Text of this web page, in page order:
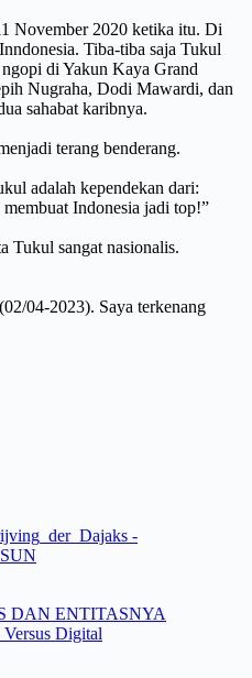
November 2020 ketika itu. Di
Tiba-tiba saja Tukul
di Yakun Kaya Grand
Nugraha, Dodi Mawardi, dan
sahabat karibnya.
terang benderang.
adalah kependekan dari:
Indonesia jadi top!”
Tukul sangat nasionalis.
04-2023). Saya terkenang
DAN ENTITASNYA
Digital